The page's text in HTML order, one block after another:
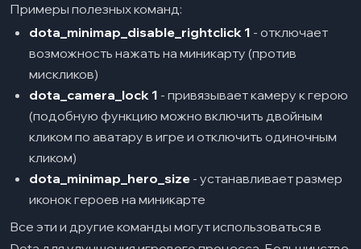
Примеры полезных команд:
dota_minimap_disable_rightclick 1 - отключает
возможность нажать на миникарту (против
мискликов)
dota_camera_lock 1 - привязывает камеру к герою
(подобную функцию можно включить двойным
кликом по аватару в игре и отключить одиночным
кликом)
dota_minimap_hero_size - устанавливает размер
иконок героев на миникарте
Все эти и другие команды могут использоваться в